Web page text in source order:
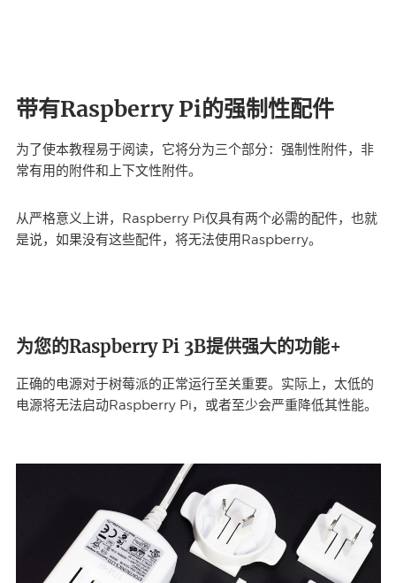
带有Raspberry Pi的强制性配件
为了使本教程易于阅读，它将分为三个部分：强制性附件，非
常有用的附件和上下文性附件。
从严格意义上讲，Raspberry Pi仅具有两个必需的配件，也就
是说，如果没有这些配件，将无法使用Raspberry。
为您的Raspberry Pi 3B提供强大的功能+
正确的电源对于树莓派的正常运行至关重要。实际上，太低的
电源将无法启动Raspberry Pi，或者至少会严重降低其性能。